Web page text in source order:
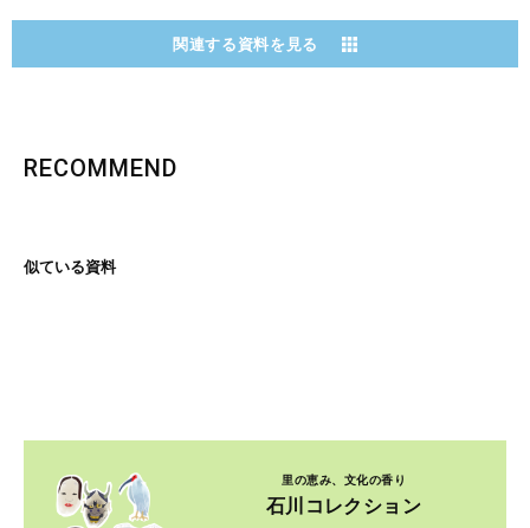
関連する資料を見る
RECOMMEND
似ている資料
里の恵み、文化の香り
石川コレクション